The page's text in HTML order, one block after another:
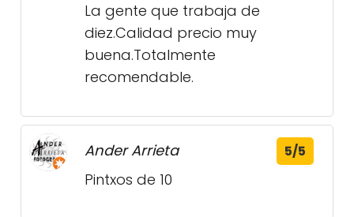
La gente que trabaja de
diez.Calidad precio muy
buena.Totalmente
recomendable.
Ander Arrieta 5/5
Pintxos de 10